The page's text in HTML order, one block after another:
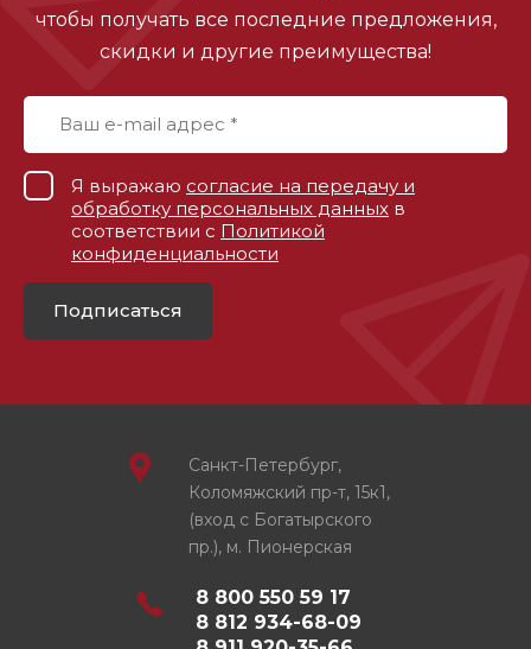
чтобы получать все последние предложения,
скидки и другие преимущества!
Я выражаю согласие на передачу и
обработку персональных данных в
соответствии с Политикой
конфиденциальности
Подписаться
Санкт-Петербург,
Коломяжский пр-т, 15к1,
(вход с Богатырского
пр.), м. Пионерская
8 800 550 59 17
8 812 934-68-09